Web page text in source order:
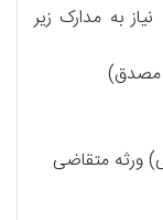
به مدارک زیر
مصدق)
ورثه متقاضی